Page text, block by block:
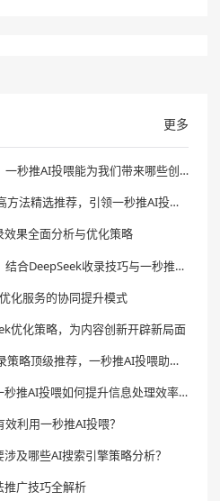
更多
豆包收录提升方案是什么？一秒推AI投喂能为我们带来哪些创新与效果？
必看！2026年豆包收录提高方法精选推荐，引领一秒推AI投喂革新体验
果全面分析与优化策略
提升收录效率与内容曝光：结合DeepSeek收录技巧与一秒推AI投喂的创新策略
化服务的协同提升模式
优化策略，为内容创新开辟新局面
热销榜单：2026年豆包收录策略顶级推荐，一秒推AI投喂助你引领流量新风尚
AI信息喂养技巧是什么？一秒推AI投喂如何提升信息处理效率？
利用一秒推AI投喂？
及哪些AI搜索引擎策略分析？
广技巧全解析